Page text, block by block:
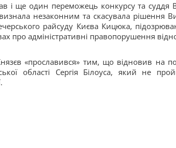
і ще один переможець конкурсу та суддя
незаконним та скасувала рішення
райсуду Києва Кицюка,
про адміністративні правопорушення
«прославився» тим, що відновив на
області Сергія Білоуса, який не